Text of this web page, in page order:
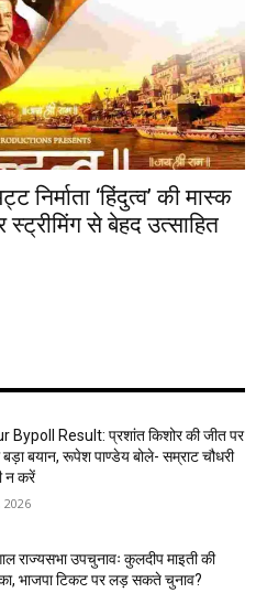
‘हिंदुत्व’ की मास्क
स्ट्रीमिंग से बेहद उत्साहित
Bypoll Result: प्रशांत किशोर की जीत पर
बड़ा बयान, रूपेश पाण्डेय बोले- सम्राट चौधरी
न करें
2026
राज्यसभा उपचुनावः कुलदीप माइती की
भाजपा टिकट पर लड़ सकते चुनाव?